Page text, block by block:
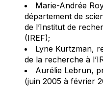
Marie-Andrée
département de
de l’Institut de
(IREF);
Lyne Kurtzman,
de la recherche à
Aurélie Lebrun,
(juin 2005 à février